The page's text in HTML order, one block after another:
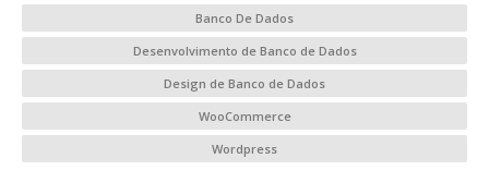
Banco De Dados
Desenvolvimento de Banco de Dados
Design de Banco de Dados
WooCommerce
Wordpress